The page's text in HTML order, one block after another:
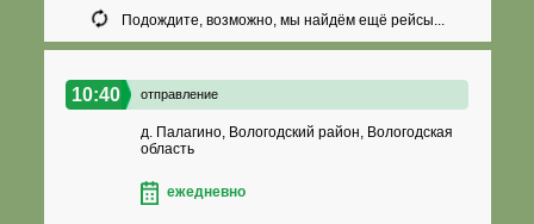
Подождите, возможно, мы найдём ещё рейсы...
10:40 отправление
д. Палагино, Вологодский район, Вологодская
область
ежедневно